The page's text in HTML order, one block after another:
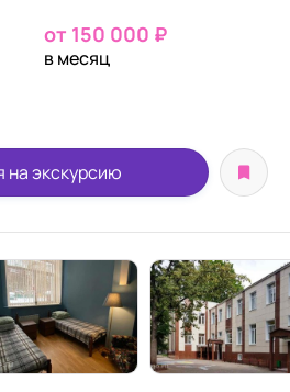
от 150 000 ₽
в месяц
на экскурсию